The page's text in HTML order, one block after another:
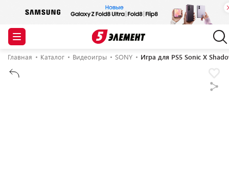
Главная Каталог Видеоигры SONY Игра для PS5 Sonic X